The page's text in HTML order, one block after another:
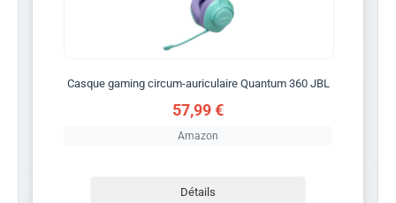
Casque gaming circum-auriculaire Quantum 360 JBL
57,99 €
Amazon
Détails